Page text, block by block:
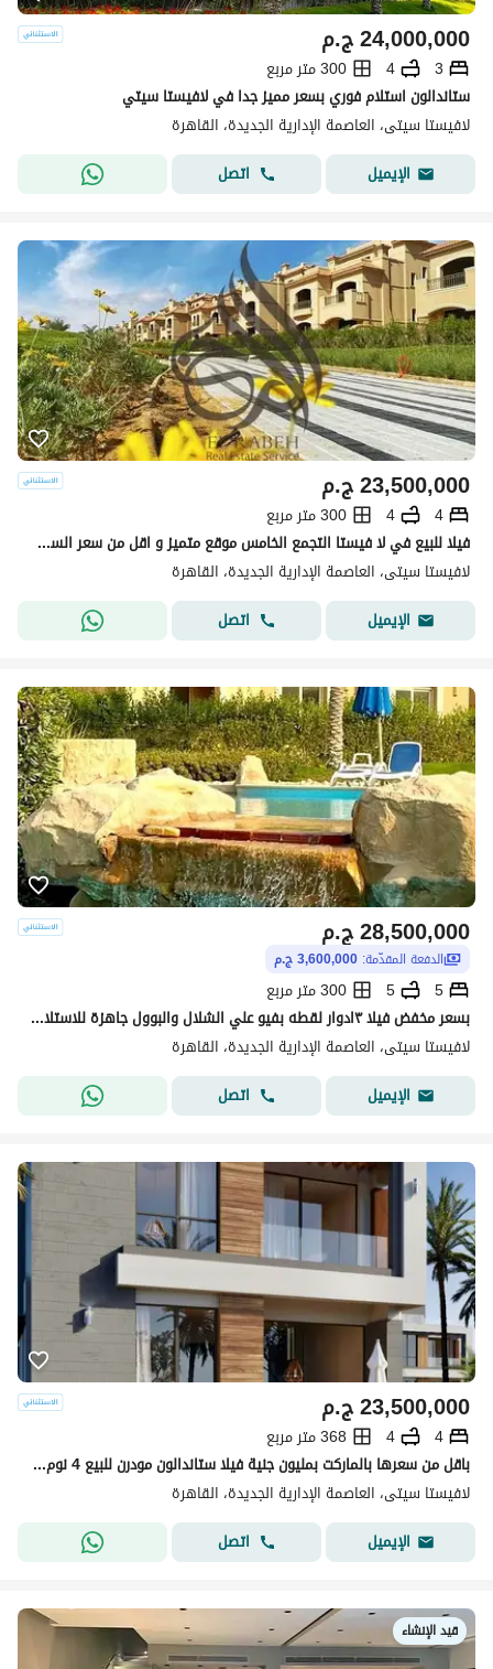
ج.م24,000,000
3
4
300 متر مربع
ستاندالون استلام فوري بسعر مميز جدا في لافيستا سيتي
لافيستا سيتى، العاصمة الإدارية الجديدة، القاهرة
الإيميل
اتصل
ج.م23,500,000
4
4
300 متر مربع
فيلا للبيع في لا فيستا التجمع الخامس موقع متميز و اقل من سعر السوق Lavista city
لافيستا سيتى، العاصمة الإدارية الجديدة، القاهرة
الإيميل
اتصل
ج.م28,500,000
الدفعة المقدّمة: 3,600,000 ج.م
5
5
300 متر مربع
بسعر مخفض فيلا ٣ادوار لقطه بفيو علي الشلال والبوول جاهزة للاستلام والسكن متشطبة بالكامل في اميز لوكيشن ، التجمع بالقرب من هايد بارك و ميفيدا و شارع التسعين و AUC
لافيستا سيتى، العاصمة الإدارية الجديدة، القاهرة
الإيميل
اتصل
ج.م23,500,000
4
4
368 متر مربع
باقل من سعرها بالماركت بمليون جنية فيلا ستاندالون مودرن للبيع 4 نوم برايم لوكيشن 368م في كومبند لافيستا سيتي العاصمة الادارية الجديدة القاهرة الجديدة
لافيستا سيتى، العاصمة الإدارية الجديدة، القاهرة
الإيميل
اتصل
قيد الإنشاء